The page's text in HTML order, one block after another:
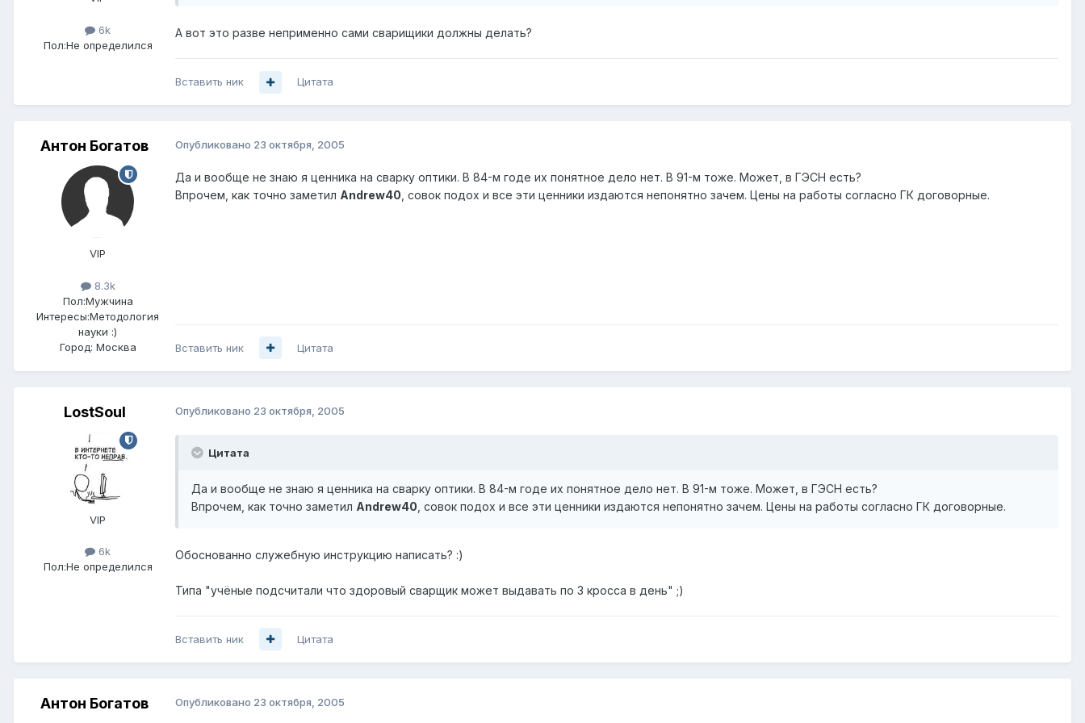
6k
Пол:Не определился
А вот это разве неприменно сами сварищики должны делать?
Вставить ник Цитата
Антон Богатов
VIP
8.3k
Пол:Мужчина
Интересы:Методология
науки :)
Город: Москва
Опубликовано 23 октября, 2005
Да и вообще не знаю я ценника на сварку оптики. В 84-м годе их понятное дело нет. В 91-м тоже. Может, в ГЭСН есть?
Впрочем, как точно заметил Andrew40, совок подох и все эти ценники издаются непонятно зачем. Цены на работы согласно ГК договорные.
Вставить ник Цитата
LostSoul
VIP
6k
Пол:Не определился
Опубликовано 23 октября, 2005
Цитата
Да и вообще не знаю я ценника на сварку оптики. В 84-м годе их понятное дело нет. В 91-м тоже. Может, в ГЭСН есть?
Впрочем, как точно заметил Andrew40 , совок подох и все эти ценники издаются непонятно зачем. Цены на работы согласно ГК договорные.
Обоснованно служебную инструкцию написать? :)
Типа "учёные подсчитали что здоровый сварщик может выдавать по 3 кросса в день" ;)
Вставить ник Цитата
Антон Богатов Опубликовано 23 октября, 2005